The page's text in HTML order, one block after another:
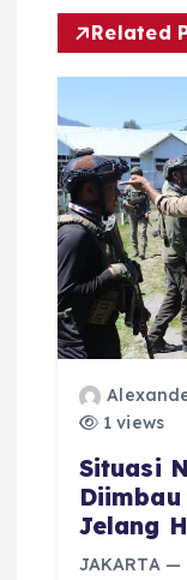
g
a
t
o
n
Related
1 views
Situasi
Jelang
JAKARTA